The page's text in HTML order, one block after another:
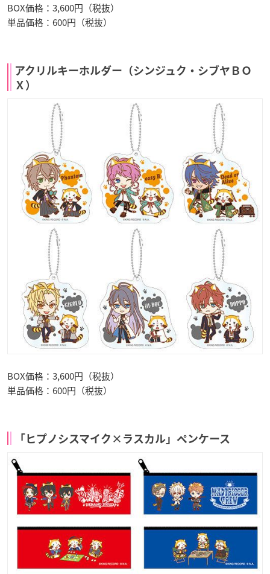
BOX価格：3,600円（税抜）
単品価格：600円（税抜）
アクリルキーホルダー（シンジュク・シブヤＢＯ
Ｘ）
BOX価格：3,600円（税抜）
単品価格：600円（税抜）
「ヒプノシスマイク×ラスカル」ペンケース